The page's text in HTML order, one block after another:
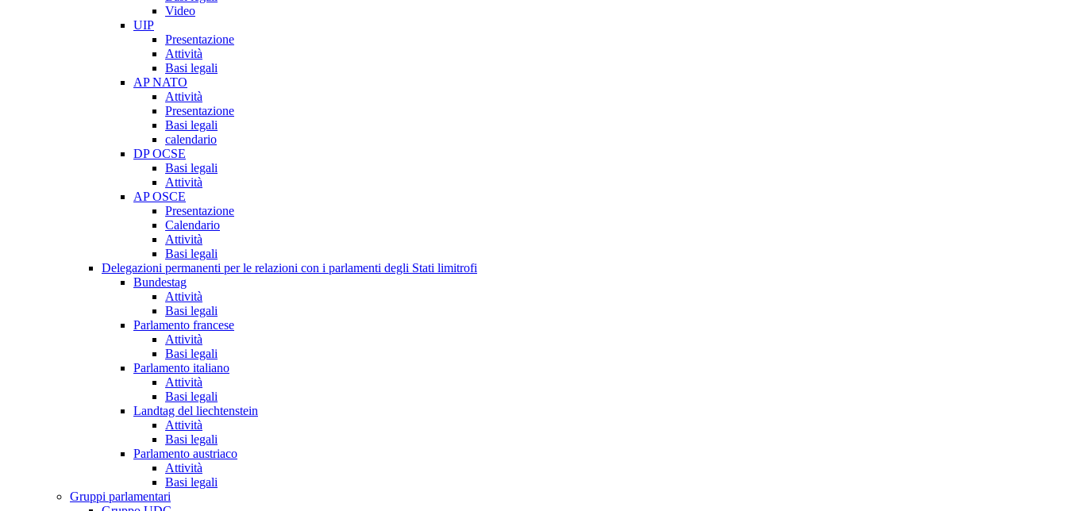
Video
UIP
Presentazione
Attività
Basi legali
AP NATO
Attività
Presentazione
Basi legali
calendario
DP OCSE
Basi legali
Attività
AP OSCE
Presentazione
Calendario
Attività
Basi legali
Delegazioni permanenti per le relazioni con i parlamenti degli Stati limitrofi
Bundestag
Attività
Basi legali
Parlamento francese
Attività
Basi legali
Parlamento italiano
Attività
Basi legali
Landtag del liechtenstein
Attività
Basi legali
Parlamento austriaco
Attività
Basi legali
Gruppi parlamentari